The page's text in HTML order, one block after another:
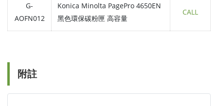
G-
AOFN012
Konica Minolta PagePro 4650EN
黑色環保碳粉匣 高容量
CALL
附註